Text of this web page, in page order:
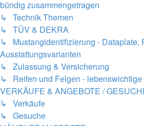
bündig zusammengetragen
↳ Technik Themen
↳ TÜV & DEKRA
↳ Mustangidentifizierung - Dataplate,
Ausstattungsvarianten
↳ Zulassung & Versicherung
↳ Reifen und Felgen - lebenswichtige
VERKÄUFE & ANGEBOTE /
↳ Verkäufe
↳ Gesuche